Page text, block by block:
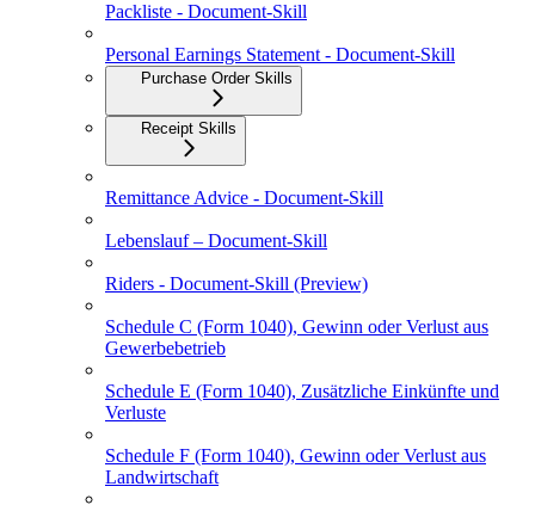
Packliste - Document-Skill
Personal Earnings Statement - Document-Skill
Purchase Order Skills
Receipt Skills
Remittance Advice - Document-Skill
Lebenslauf – Document-Skill
Riders - Document-Skill (Preview)
Schedule C (Form 1040), Gewinn oder Verlust aus
Gewerbebetrieb
Schedule E (Form 1040), Zusätzliche Einkünfte und
Verluste
Schedule F (Form 1040), Gewinn oder Verlust aus
Landwirtschaft